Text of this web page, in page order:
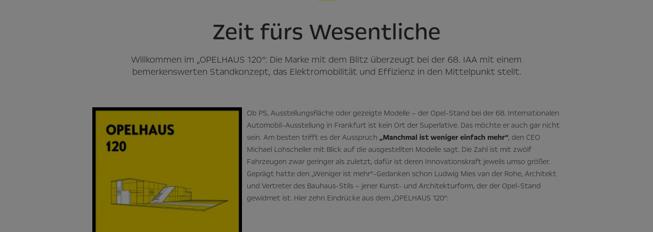
Zeit fürs Wesentliche
Willkommen im „OPELHAUS 120“: Die Marke mit dem Blitz überzeugt bei der 68. IAA mit einem
bemerkenswerten Standkonzept, das Elektromobilität und Effizienz in den Mittelpunkt stellt.
Ob PS, Ausstellungsfläche oder gezeigte Modelle – der Opel-Stand bei der 68. Internationalen
Automobil-Ausstellung in Frankfurt ist kein Ort der Superlative. Das möchte er auch gar nicht
sein. Am besten trifft es der Ausspruch „Manchmal ist weniger einfach mehr“, den CEO
Michael Lohscheller mit Blick auf die ausgestellten Modelle sagt. Die Zahl ist mit zwölf
Fahrzeugen zwar geringer als zuletzt, dafür ist deren Innovationskraft jeweils umso größer.
Geprägt hatte den „Weniger ist mehr“-Gedanken schon Ludwig Mies van der Rohe, Architekt
und Vertreter des Bauhaus-Stils – jener Kunst- und Architekturform, der der Opel-Stand
gewidmet ist. Hier zehn Eindrücke aus dem „OPELHAUS 120“: